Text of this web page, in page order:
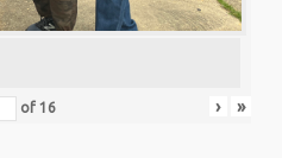
of 16 › »